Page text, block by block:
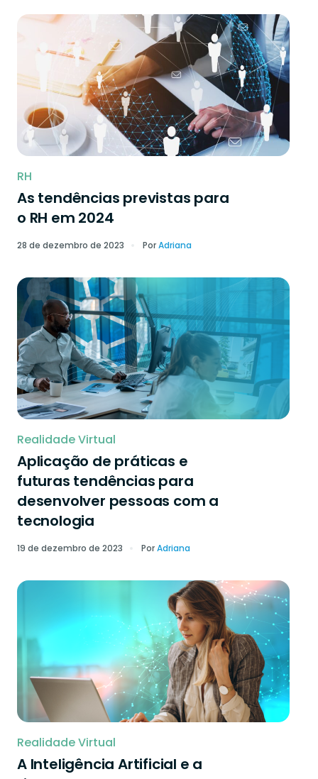
RH
As tendências previstas para
o RH em 2024
28 de dezembro de 2023 PorAdriana
Realidade Virtual
Aplicação de práticas e
futuras tendências para
desenvolver pessoas com a
tecnologia
19 de dezembro de 2023 PorAdriana
Realidade Virtual
A Inteligência Artificial e a